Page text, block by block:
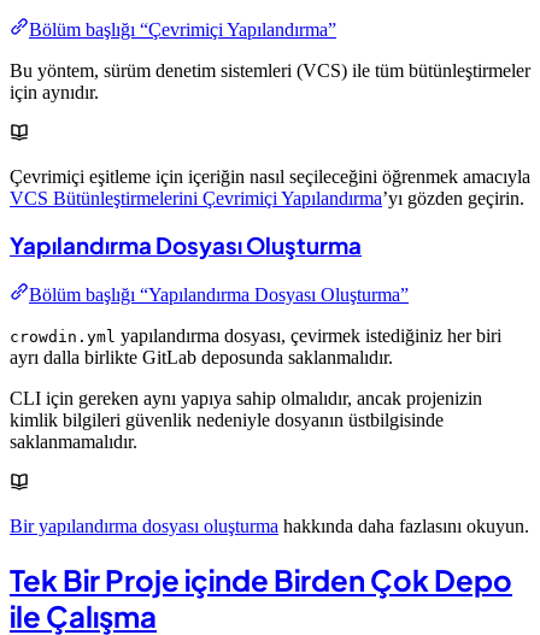
Bölüm başlığı “Çevrimiçi Yapılandırma”
Bu yöntem, sürüm denetim sistemleri (VCS) ile tüm bütünleştirmeler
için aynıdır.
Çevrimiçi eşitleme için içeriğin nasıl seçileceğini öğrenmek amacıyla
VCS Bütünleştirmelerini Çevrimiçi Yapılandırma’yı gözden geçirin.
Yapılandırma Dosyası Oluşturma
Bölüm başlığı “Yapılandırma Dosyası Oluşturma”
crowdin.yml yapılandırma dosyası, çevirmek istediğiniz her biri
ayrı dalla birlikte GitLab deposunda saklanmalıdır.
CLI için gereken aynı yapıya sahip olmalıdır, ancak projenizin
kimlik bilgileri güvenlik nedeniyle dosyanın üstbilgisinde
saklanmamalıdır.
Bir yapılandırma dosyası oluşturma hakkında daha fazlasını okuyun.
Tek Bir Proje içinde Birden Çok Depo
ile Çalışma